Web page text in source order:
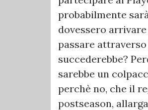
probabilmente
dovessero
passare
succederebbe?
sarebbe un
perchè no, che il
postseason,